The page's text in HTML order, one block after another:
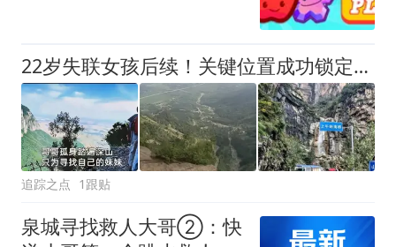
22岁失联女孩后续！关键位置成功锁定，并非首次独自徒步南太行
追踪之点 1跟贴
泉城寻找救人大哥②：快